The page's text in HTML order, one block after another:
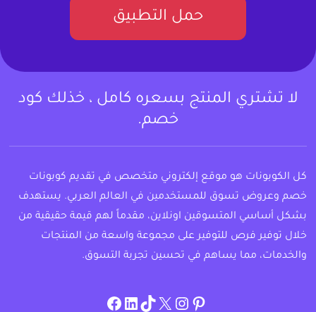
حمل التطبيق
لا تشتري المنتج بسعره كامل ، خذلك كود
خصم.
كل الكوبونات هو موقع إلكتروني متخصص في تقديم كوبونات
خصم وعروض تسوق للمستخدمين في العالم العربي. يستهدف
بشكل أساسي المتسوقين اونلاين، مقدماً لهم قيمة حقيقية من
خلال توفير فرص للتوفير على مجموعة واسعة من المنتجات
والخدمات، مما يساهم في تحسين تجربة التسوق.
pinterest
allcouponat
twitter
TikTok
linkedin
facebook